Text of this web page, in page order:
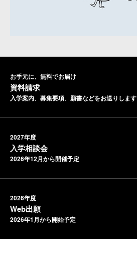
お手元に、無料でお届け
資料請求
入学案内、募集要項、願書などをお送りします
2027年度
入学相談会
2026年12月から開催予定
2026年度
Web出願
2026年1月から開始予定